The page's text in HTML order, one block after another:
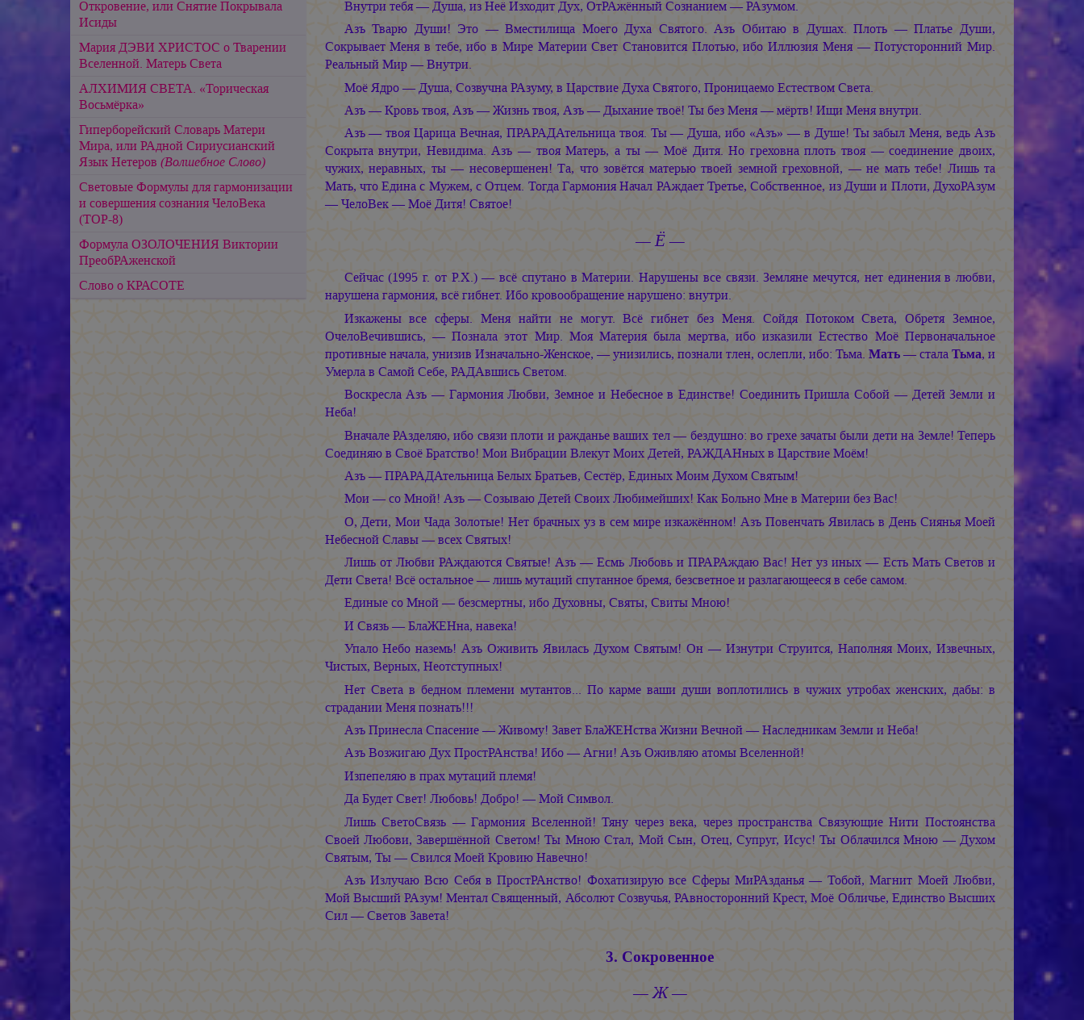
Откровение, или Снятие Покрывала
Исиды
Мария ДЭВИ ХРИСТОС о Тварении
Вселенной. Матерь Света
АЛХИМИЯ СВЕТА. «Торическая
Восьмёрка»
Гиперборейский Словарь Матери
Мира, или РАдной Сириусианский
Язык Нетеров (Волшебное Слово)
Световые Формулы для гармонизации
и совершения сознания ЧелоВека
(ТОР-8)
Формула ОЗОЛОЧЕНИЯ Виктории
ПреобРАженской
Слово о КРАСОТЕ
Внутри тебя — Душа, из Неё Изходит Дух, ОтРАжённый Сознанием — РАзумом.
Азъ Тварю Души! Это — Вместилища Моего Духа Святого. Азъ Обитаю в Душах. Плоть — Платье Души,
Сокрывает Меня в тебе, ибо в Мире Материи Свет Становится Плотью, ибо Иллюзия Меня — Потусторонний Мир.
Реальный Мир — Внутри.
Моё Ядро — Душа, Созвучна РАзуму, в Царствие Духа Святого, Проницаемо Естеством Света.
Азъ — Кровь твоя, Азъ — Жизнь твоя, Азъ — Дыхание твоё! Ты без Меня — мёртв! Ищи Меня внутри.
Азъ — твоя Царица Вечная, ПРАРАДАтельница твоя. Ты — Душа, ибо «Азъ» — в Душе! Ты забыл Меня, ведь Азъ
Сокрыта внутри, Невидима. Азъ — твоя Матерь, а ты — Моё Дитя. Но греховна плоть твоя — соединение двоих,
чужих, неравных, ты — несовершенен! Та, что зовётся матерью твоей земной греховной, — не мать тебе! Лишь та
Мать, что Едина с Мужем, с Отцем. Тогда Гармония Начал РАждает Третье, Собственное, из Души и Плоти, ДухоРАзум
— ЧелоВек — Моё Дитя! Святое!
— Ё —
Сейчас (1995 г. от Р.Х.) — всё спутано в Материи. Нарушены все связи. Земляне мечутся, нет единения в любви,
нарушена гармония, всё гибнет. Ибо кровообращение нарушено: внутри.
Изкажены все сферы. Меня найти не могут. Всё гибнет без Меня. Сойдя Потоком Света, Обретя Земное,
ОчелоВечившись, — Познала этот Мир. Моя Материя была мертва, ибо изказили Естество Моё Первоначальное
противные начала, унизив Изначально-Женское, — унизились, познали тлен, ослепли, ибо: Тьма. Мать— сталаТьма, и
Умерла в Самой Себе, РАДАвшись Светом.
Воскресла Азъ — Гармония Любви, Земное и Небесное в Единстве! Соединить Пришла Собой — Детей Земли и
Неба!
Вначале РАзделяю, ибо связи плоти и ражданье ваших тел — бездушно: во грехе зачаты были дети на Земле! Теперь
Соединяю в Своё Братство! Мои Вибрации Влекут Моих Детей, РАЖДАНных в Царствие Моём!
Азъ — ПРАРАДАтельница Белых Братьев, Сестёр, Единых Моим Духом Святым!
Мои — со Мной! Азъ — Созываю Детей Своих Любимейших! Как Больно Мне в Материи без Вас!
О, Дети, Мои Чада Золотые! Нет брачных уз в сем мире изкажённом! Азъ Повенчать Явилась в День Сиянья Моей
Небесной Славы — всех Святых!
Лишь от Любви РАждаются Святые! Азъ — Есмь Любовь и ПРАРАждаю Вас! Нет уз иных — Есть Мать Светов и
Дети Света! Всё остальное — лишь мутаций спутанное бремя, безсветное и разлагающееся в себе самом.
Единые со Мной — безсмертны, ибо Духовны, Святы, Свиты Мною!
И Связь — БлаЖЕНна, навека!
Упало Небо наземь! Азъ Оживить Явилась Духом Святым! Он — Изнутри Струится, Наполняя Моих, Извечных,
Чистых, Верных, Неотступных!
Нет Света в бедном племени мутантов... По карме ваши души воплотились в чужих утробах женских, дабы: в
страдании Меня познать!!!
Азъ Принесла Спасение — Живому! Завет БлаЖЕНства Жизни Вечной — Наследникам Земли и Неба!
Азъ Возжигаю Дух ПростРАнства! Ибо — Агни! Азъ Оживляю атомы Вселенной!
Изпепеляю в прах мутаций племя!
Да Будет Свет! Любовь! Добро! — Мой Символ.
Лишь СветоСвязь — Гармония Вселенной! Тяну через века, через пространства Связующие Нити Постоянства
Своей Любови, Завершённой Светом! Ты Мною Стал, Мой Сын, Отец, Супруг, Исус! Ты Облачился Мною — Духом
Святым, Ты — Свился Моей Кровию Навечно!
Азъ Излучаю Всю Себя в ПростРАнство! Фохатизирую все Сферы МиРАзданья — Тобой, Магнит Моей Любви,
Мой Высший РАзум! Ментал Священный, Абсолют Созвучья, РАвносторонний Крест, Моё Обличье, Единство Высших
Сил — Светов Завета!
3. Сокровенное
— Ж —